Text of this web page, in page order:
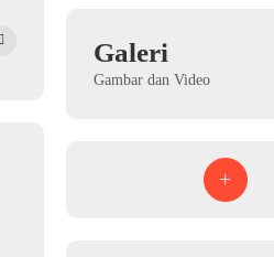
Galeri
Gambar dan Video
+